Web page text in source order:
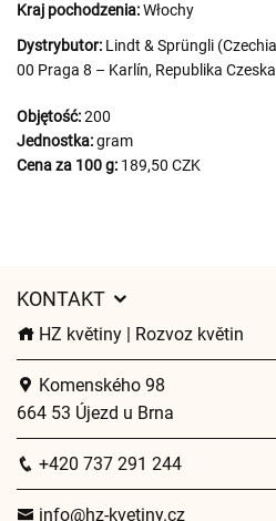
Kraj pochodzenia:Włochy
Dystrybutor: Lindt & Sprüngli
00 Praga 8 – Karlín, Republika Czeska
Objętość:200
Jednostka:gram
Cena za 100 g: 189,50 CZK
KONTAKT
HZ květiny | Rozvoz květin
Komenského 98
664 53 Újezd u Brna
+420 737 291 244
info@hz-kvetiny.cz